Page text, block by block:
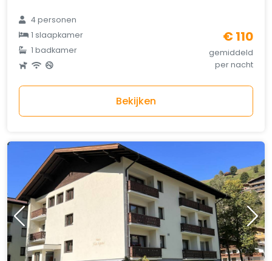
4 personen
1 slaapkamer
1 badkamer
€ 110
gemiddeld
per nacht
Bekijken